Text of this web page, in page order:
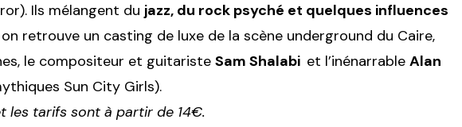
Ils mélangent du jazz, du rock psyché et quelques influences
retrouve un casting de luxe de la scène underground du Caire,
le compositeur et guitariste Sam Shalabi et l’inénarrable Alan
Sun City Girls).
les tarifs sont à partir de 14€.